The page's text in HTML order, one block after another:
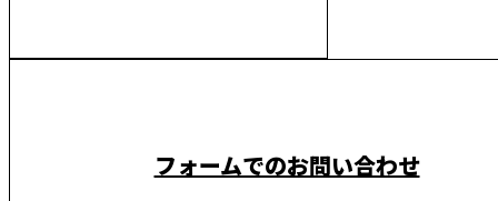
フォームでのお問い合わせ